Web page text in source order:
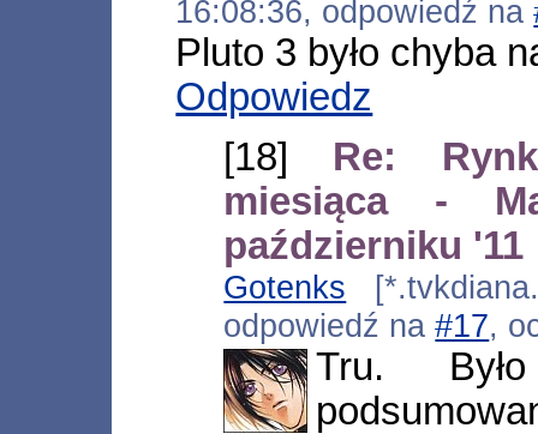
16:08:36, odpowiedź na
Pluto 3 było chyba
Odpowiedz
[18] Re:
miesiąca -
październiku '11
Gotenks
odpowiedź na#17,
Tru.